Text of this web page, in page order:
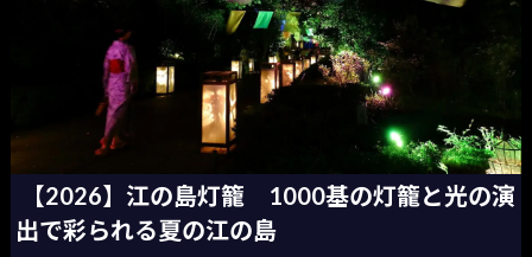
【2026】江の島灯籠 1000基の灯籠と光の演
出で彩られる夏の江の島